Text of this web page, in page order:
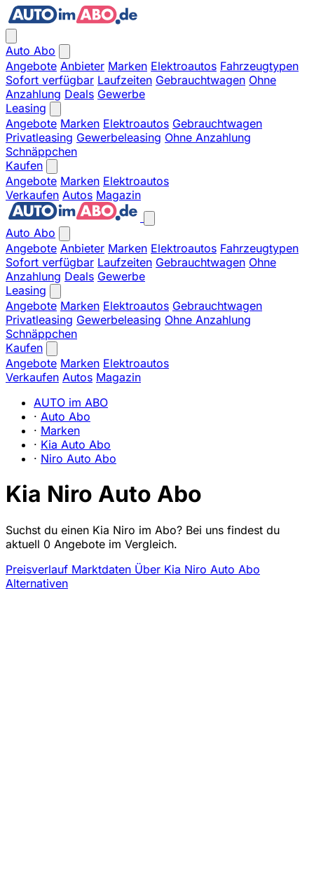
Auto Abo
Angebote Anbieter Marken Elektroautos Fahrzeugtypen
Sofort verfügbar Laufzeiten Gebrauchtwagen Ohne
Anzahlung Deals Gewerbe
Leasing
Angebote Marken Elektroautos Gebrauchtwagen
Privatleasing Gewerbeleasing Ohne Anzahlung
Schnäppchen
Kaufen
Angebote Marken Elektroautos
Verkaufen Autos Magazin
Auto Abo
Angebote Anbieter Marken Elektroautos Fahrzeugtypen
Sofort verfügbar Laufzeiten Gebrauchtwagen Ohne
Anzahlung Deals Gewerbe
Leasing
Angebote Marken Elektroautos Gebrauchtwagen
Privatleasing Gewerbeleasing Ohne Anzahlung
Schnäppchen
Kaufen
Angebote Marken Elektroautos
Verkaufen Autos Magazin
AUTO im ABO
· Auto Abo
· Marken
· Kia Auto Abo
· Niro Auto Abo
Kia Niro Auto Abo
Suchst du einen Kia Niro im Abo? Bei uns findest du
aktuell 0 Angebote im Vergleich.
Preisverlauf Marktdaten Über Kia Niro Auto Abo
Alternativen